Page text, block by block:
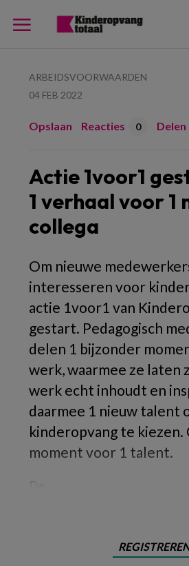
ARBEIDSVOORWAARDEN
04 FEB 2022
Opslaan Reacties 0 Delen
Actie 1voor1
1 verhaal voor 1
collega
Om nieuwe
interesseren voor
actie 1voor1 van
gestart. Pedagogisch
delen 1 bijzonder
werk, waarmee ze laten
werk echt inhoudt en
daarmee 1 nieuw talent
kinderopvang te
moment voor 1 talent.